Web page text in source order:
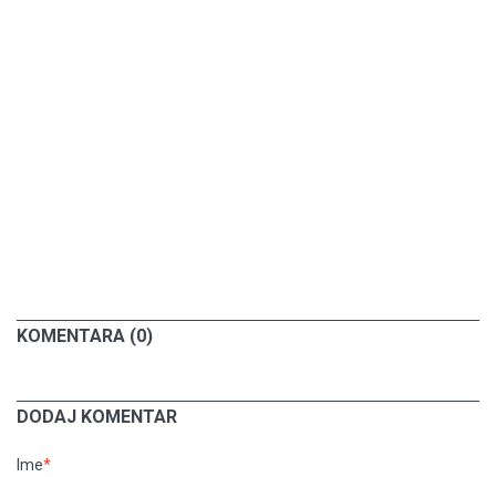
KOMENTARA (0)
DODAJ KOMENTAR
Ime*